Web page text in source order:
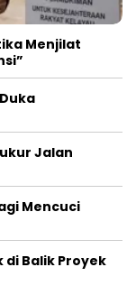
Menjilat
Jalan
Mencuci
di Balik Proyek